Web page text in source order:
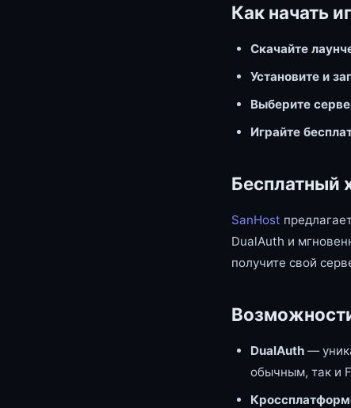
Как начать
Скачайте
Установите и
Выберите
Играйте
Бесплатный
SanHost
DualAuth и
получите свой
DualAuth —
обычным, так и